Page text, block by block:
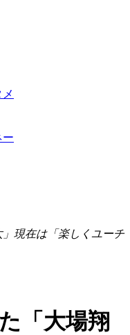
ー
現在は「楽しくユーチ
「大場翔